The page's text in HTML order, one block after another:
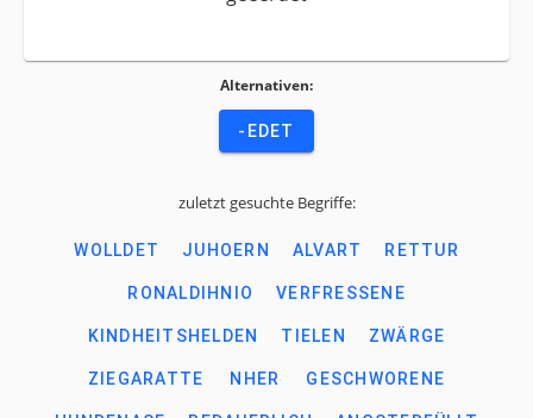
Alternativen:
-EDET
zuletzt gesuchte Begriffe:
WOLLDET JUHOERN ALVART RETTUR
RONALDIHNIO VERFRESSENE
KINDHEITSHELDEN TIELEN ZWÄRGE
ZIEGARATTE NHER GESCHWORENE